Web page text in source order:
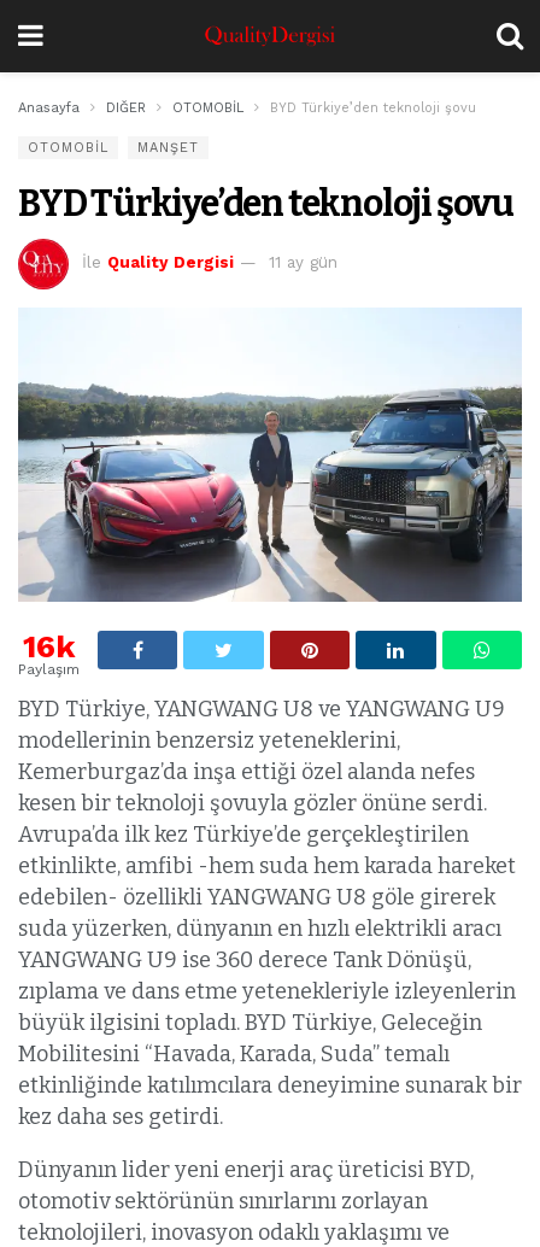
Anasayfa DIĞER OTOMOBİL BYD Türkiye’den teknoloji şovu
OTOMOBİL MANŞET
BYD Türkiye’den teknoloji şovu
İle Quality Dergisi 11 ay gün
16k
Paylaşım
BYD Türkiye, YANGWANG U8 ve YANGWANG U9
modellerinin benzersiz yeteneklerini,
Kemerburgaz’da inşa ettiği özel alanda nefes
kesen bir teknoloji şovuyla gözler önüne serdi.
Avrupa’da ilk kez Türkiye’de gerçekleştirilen
etkinlikte, amfibi -hem suda hem karada hareket
edebilen- özellikli YANGWANG U8 göle girerek
suda yüzerken, dünyanın en hızlı elektrikli aracı
YANGWANG U9 ise 360 derece Tank Dönüşü,
zıplama ve dans etme yetenekleriyle izleyenlerin
büyük ilgisini topladı. BYD Türkiye, Geleceğin
Mobilitesini “Havada, Karada, Suda” temalı
etkinliğinde katılımcılara deneyimine sunarak bir
kez daha ses getirdi.
Dünyanın lider yeni enerji araç üreticisi BYD,
otomotiv sektörünün sınırlarını zorlayan
teknolojileri, inovasyon odaklı yaklaşımı ve